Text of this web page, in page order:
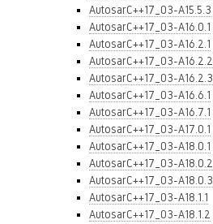
AutosarC++17_03-A15.5.3
AutosarC++17_03-A16.0.1
AutosarC++17_03-A16.2.1
AutosarC++17_03-A16.2.2
AutosarC++17_03-A16.2.3
AutosarC++17_03-A16.6.1
AutosarC++17_03-A16.7.1
AutosarC++17_03-A17.0.1
AutosarC++17_03-A18.0.1
AutosarC++17_03-A18.0.2
AutosarC++17_03-A18.0.3
AutosarC++17_03-A18.1.1
AutosarC++17_03-A18.1.2